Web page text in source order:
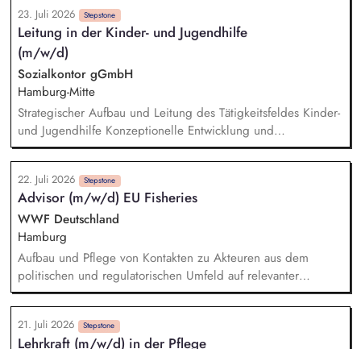
mitgeplant, organisiert und auch durchgeführt. Bei der
Hilfeplanung wirken Sie mit und arbeiten eng mit
Fallzuständigen und Fachkräften der Jugendämter sowie
weiteren in den Entwicklungsprozess einbezogenen Personen
zusammen. Sie führen Kennenlerngespräche und beteiligen
sich aktiv am Aufnahmeprozess.
23. Juli 2026 Stepstone
Leitung in der Kinder- und Jugendhilfe
(m/w/d)
Sozialkontor gGmbH
Hamburg-Mitte
Strategischer Aufbau und Leitung des Tätigkeitsfeldes Kinder-
und Jugendhilfe Konzeptionelle Entwicklung und
Weiterentwicklung der Angebote Fachliche Steuerung und
Qualitätssicherung Führung und Entwicklung von
pädagogischen Teams Verantwortung für Budget,
Personalplanung und wirtschaftliche Steuerung
Zusammenarbeit mit Jugendämtern, Kostenträgern und
Netzwerkpartnern Repräsentation des Fachgebietes nach
innen und außen
22. Juli 2026 Stepstone
Advisor (m/w/d) EU Fisheries
WWF Deutschland
Hamburg
Aufbau und Pflege von Kontakten zu Akteuren aus dem
politischen und regulatorischen Umfeld auf relevanter
Landes-, Bundes- und EU-Ebene, BALTFISH/HELCOM-Umfeld,
Wissenschaft, Fischereisektor, anderen Umweltverbänden,
sowie Handel und Industrie. Kritische und kompetente
21. Juli 2026 Stepstone
Lehrkraft (m/w/d) in der Pflege